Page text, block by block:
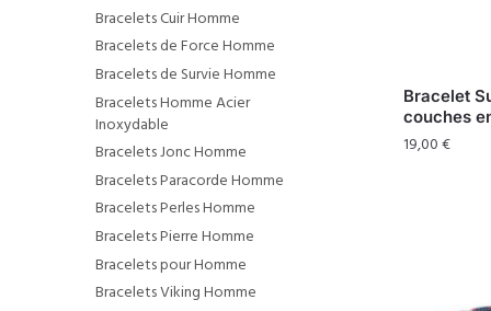
Bracelet
couches
19,00€
Bracelets Cuir Homme
Bracelets de Force Homme
Bracelets de Survie Homme
Bracelets Homme Acier
Inoxydable
Bracelets Jonc Homme
Bracelets Paracorde Homme
Bracelets Perles Homme
Bracelets Pierre Homme
Bracelets pour Homme
Bracelets Viking Homme